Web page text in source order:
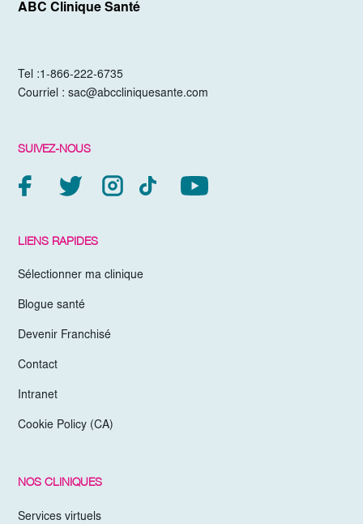
ABC Clinique Santé
Tel :1-866-222-6735
Courriel :sac@abccliniquesante.com
SUIVEZ-NOUS
LIENS RAPIDES
Sélectionner ma clinique
Blogue santé
Devenir Franchisé
Contact
Intranet
Cookie Policy (CA)
NOS CLINIQUES
Services virtuels